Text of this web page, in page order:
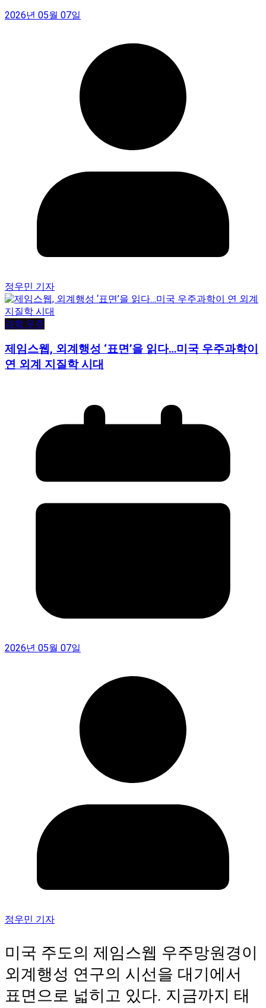
2026년 05월 07일
정우민 기자
과학·우주
제임스웹, 외계행성 ‘표면’을 읽다…미국 우주과학이
연 외계 지질학 시대
2026년 05월 07일
정우민 기자
미국 주도의 제임스웹 우주망원경이
외계행성 연구의 시선을 대기에서
표면으로 넓히고 있다. 지금까지 태